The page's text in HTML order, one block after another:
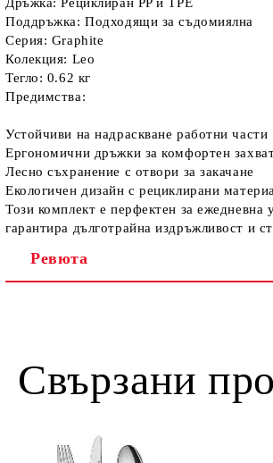
Поддръжка: Подходящи за съдомиялна
Серия: Graphite
Колекция: Leo
Тегло: 0.62 кг
Предимства:
Устойчиви на надраскване работни части
Ергономични дръжки за комфортен
Лесно съхранение с отвори за закачане
Екологичен дизайн с рециклирани
Този комплект е перфектен за ежедневна
гарантира дълготрайна издръжливост и
Ревюта
Свързани